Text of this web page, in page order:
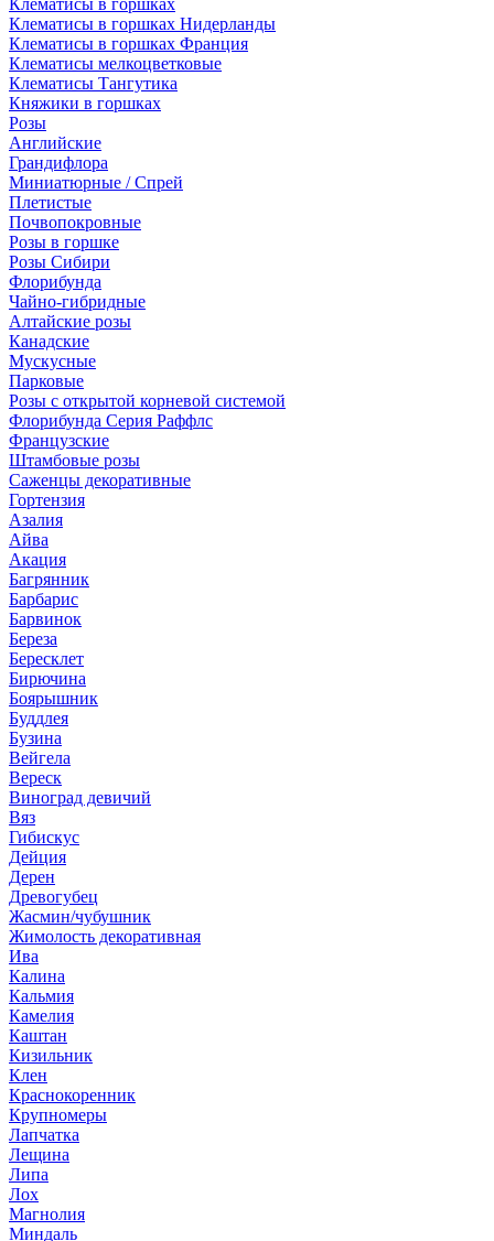
Клематисы в горшках
Клематисы в горшках Нидерланды
Клематисы в горшках Франция
Клематисы мелкоцветковые
Клематисы Тангутика
Княжики в горшках
Розы
Английские
Грандифлора
Миниатюрные / Спрей
Плетистые
Почвопокровные
Розы в горшке
Розы Сибири
Флорибунда
Чайно-гибридные
Алтайские розы
Канадские
Мускусные
Парковые
Розы с открытой корневой системой
Флорибунда Серия Раффлс
Французские
Штамбовые розы
Саженцы декоративные
Гортензия
Азалия
Айва
Акация
Багрянник
Барбарис
Барвинок
Береза
Бересклет
Бирючина
Боярышник
Буддлея
Бузина
Вейгела
Вереск
Виноград девичий
Вяз
Гибискус
Дейция
Дерен
Древогубец
Жасмин/чубушник
Жимолость декоративная
Ива
Калина
Кальмия
Камелия
Каштан
Кизильник
Клен
Краснокоренник
Крупномеры
Лапчатка
Лещина
Липа
Лох
Магнолия
Миндаль